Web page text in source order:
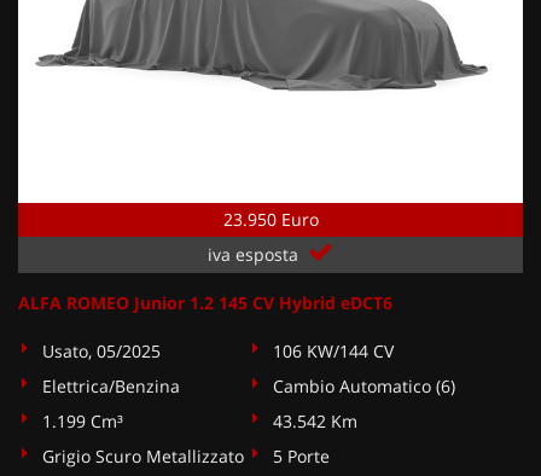
23.950 Euro
iva esposta
ALFA ROMEO Junior 1.2 145 CV Hybrid eDCT6
Usato, 05/2025
106 KW/144 CV
Elettrica/Benzina
Cambio Automatico (6)
1.199 Cm³
43.542 Km
Grigio Scuro Metallizzato
5 Porte